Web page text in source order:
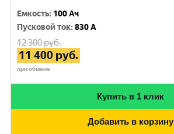
Емкость: 100 Ач
Пусковой ток:830 A
12 300руб.
11 400 руб.
при обмене
Купить в 1 клик
Добавить в корзину